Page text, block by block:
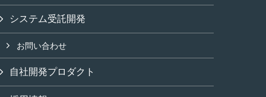
システム受託開発
お問い合わせ
自社開発プロダクト